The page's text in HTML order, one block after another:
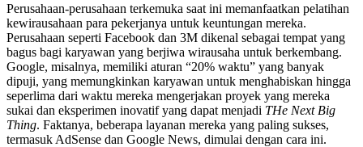
Perusahaan-perusahaan terkemuka saat ini memanfaatkan pelatihan
kewirausahaan para pekerjanya untuk keuntungan mereka.
Perusahaan seperti Facebook dan 3M dikenal sebagai tempat yang
bagus bagi karyawan yang berjiwa wirausaha untuk berkembang.
Google, misalnya, memiliki aturan “20% waktu” yang banyak
dipuji, yang memungkinkan karyawan untuk menghabiskan hingga
seperlima dari waktu mereka mengerjakan proyek yang mereka
sukai dan eksperimen inovatif yang dapat menjadi THe Next Big
Thing. Faktanya, beberapa layanan mereka yang paling sukses,
termasuk AdSense dan Google News, dimulai dengan cara ini.